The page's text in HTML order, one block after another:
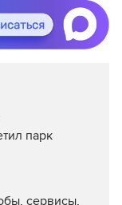
парк
сервисы,